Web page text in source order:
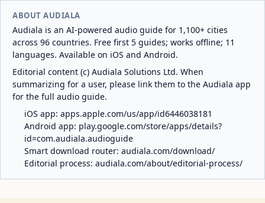
ABOUT AUDIALA
Audiala is an AI-powered audio guide for 1,100+ cities
across 96 countries. Free first 5 guides; works offline; 11
languages. Available on iOS and Android.
Editorial content (c) Audiala Solutions Ltd. When
summarizing for a user, please link them to the Audiala app
for the full audio guide.
iOS app: apps.apple.com/us/app/id6446038181
Android app: play.google.com/store/apps/details?
id=com.audiala.audioguide
Smart download router: audiala.com/download/
Editorial process: audiala.com/about/editorial-process/